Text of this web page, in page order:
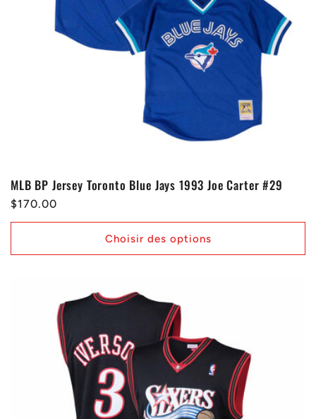
MLB BP Jersey Toronto Blue Jays 1993 Joe Carter #29
Prix
habituel
$170.00
Choisir des options